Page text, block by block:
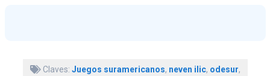
Claves: Juegos suramericanos, neven ilic, odesur,